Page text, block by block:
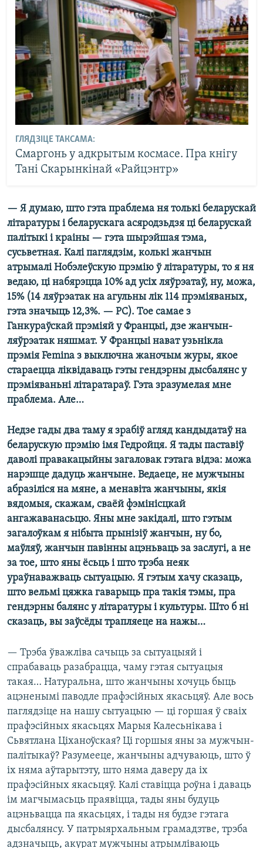
ГЛЯДЗІЦЕ ТАКСАМА:
Смаргонь у адкрытым космасе. Пра кнігу
Тані Скарынкінай «Райцэнтр»
— Я думаю, што гэта праблема ня толькі беларускай
літаратуры і беларускага асяродзьдзя ці беларускай
палітыкі і краіны — гэта шырэйшая тэма,
сусьветная. Калі паглядзім, колькі жанчын
атрымалі Нобэлеўскую прэмію ў літаратуры, то я ня
ведаю, ці набярэцца 10% ад усіх ляўрэатаў, ну, можа,
15% (14 ляўрэатак на агульны лік 114 прэміяваных,
гэта значыць 12,3%. — РС). Тое самае з
Ганкураўскай прэміяй у Францыі, дзе жанчын-
ляўрэатак няшмат. У Францыі нават узьнікла
прэмія Femina з выключна жаночым журы, якое
стараецца ліквідаваць гэты гендэрны дысбалянс у
прэміяваньні літаратараў. Гэта зразумелая мне
праблема. Але…
Недзе гады два таму я зрабіў агляд кандыдатаў на
беларускую прэмію імя Гедройця. Я тады паставіў
даволі правакацыйны загаловак гэтага відэа: можа
нарэшце дадуць жанчыне. Ведаеце, не мужчыны
абразіліся на мяне, а менавіта жанчыны, якія
вядомыя, скажам, сваёй фэмінісцкай
ангажаванасьцю. Яны мне закідалі, што гэтым
загалоўкам я нібыта прынізіў жанчын, ну бо,
маўляў, жанчын павінны ацэньваць за заслугі, а не
за тое, што яны ёсьць і што трэба неяк
ураўнаважваць сытуацыю. Я гэтым хачу сказаць,
што вельмі цяжка гаварыць пра такія тэмы, пра
гендэрны балянс у літаратуры і культуры. Што б ні
сказаць, вы заўсёды трапляеце на нажы…
— Трэба ўважліва сачыць за сытуацыяй і
спрабаваць разабрацца, чаму гэтая сытуацыя
такая… Натуральна, што жанчыны хочуць быць
ацэненымі паводле прафэсійных якасьцяў. Але вось
паглядзіце на нашу сытуацыю — ці горшая ў сваіх
прафэсійных якасьцях Марыя Калесьнікава і
Сьвятлана Ціханоўская? Ці горшыя яны за мужчын-
палітыкаў? Разумееце, жанчыны адчуваюць, што ў
іх няма аўтарытэту, што няма даверу да іх
прафэсійных якасьцяў. Калі ставіцца роўна і даваць
ім магчымасьць праявіцца, тады яны будуць
ацэньвацца па якасьцях, і тады ня будзе гэтага
дысбалянсу. У патрыярхальным грамадзтве, трэба
адзначыць, акурат мужчыны атрымліваюць